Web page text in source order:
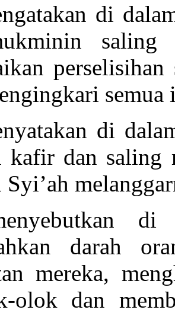
di
saling
semua
di
kafir dan saling
di
darah
mereka,
olok dan